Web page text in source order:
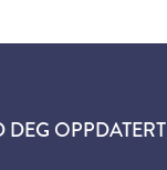
DEG OPPDATERT